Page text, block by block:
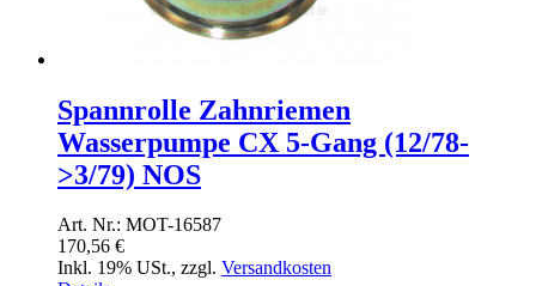
Spannrolle Zahnriemen
Wasserpumpe CX 5-Gang (12/78-
>3/79) NOS
Art. Nr.: MOT-16587
170,56 €
Inkl. 19% USt., zzgl. Versandkosten